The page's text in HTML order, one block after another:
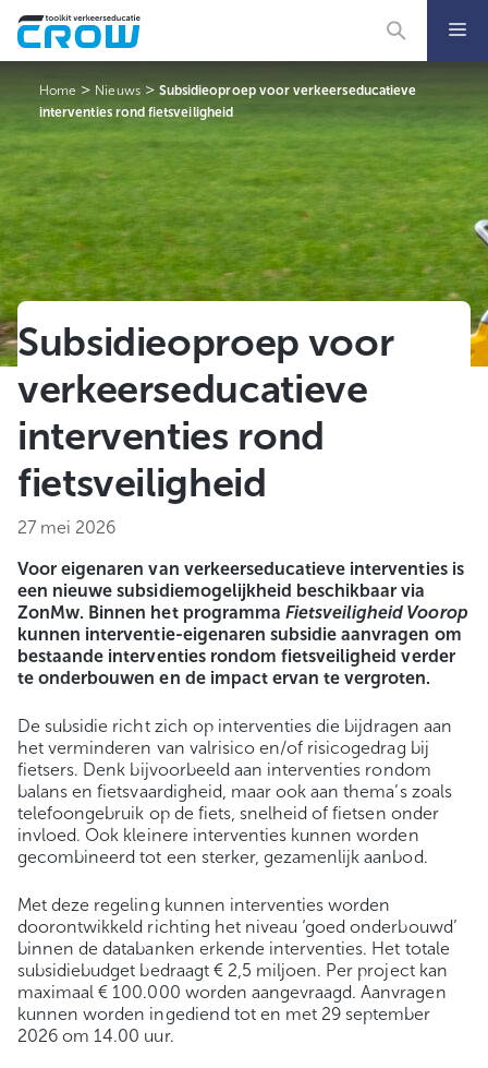
naar
Home > Nieuws> Subsidieoproep voor verkeerseducatieve
interventies rond fietsveiligheid
Subsidieoproep voor
verkeerseducatieve
interventies rond
fietsveiligheid
27 mei 2026
Voor eigenaren van verkeerseducatieve interventies is
een nieuwe subsidiemogelijkheid beschikbaar via
ZonMw. Binnen het programma Fietsveiligheid Voorop
kunnen interventie-eigenaren subsidie aanvragen om
bestaande interventies rondom fietsveiligheid verder
te onderbouwen en de impact ervan te vergroten.
De subsidie richt zich op interventies die bijdragen aan
het verminderen van valrisico en/of risicogedrag bij
fietsers. Denk bijvoorbeeld aan interventies rondom
balans en fietsvaardigheid, maar ook aan thema’s zoals
telefoongebruik op de fiets, snelheid of fietsen onder
invloed. Ook kleinere interventies kunnen worden
gecombineerd tot een sterker, gezamenlijk aanbod.
Met deze regeling kunnen interventies worden
doorontwikkeld richting het niveau ‘goed onderbouwd’
binnen de databanken erkende interventies. Het totale
subsidiebudget bedraagt € 2,5 miljoen. Per project kan
maximaal € 100.000 worden aangevraagd. Aanvragen
kunnen worden ingediend tot en met 29 september
2026 om 14.00 uur.